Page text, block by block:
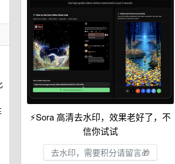
⚡Sora 高清去水印，效果老好了，不
信你试试
去水印，需要积分请留言🎁